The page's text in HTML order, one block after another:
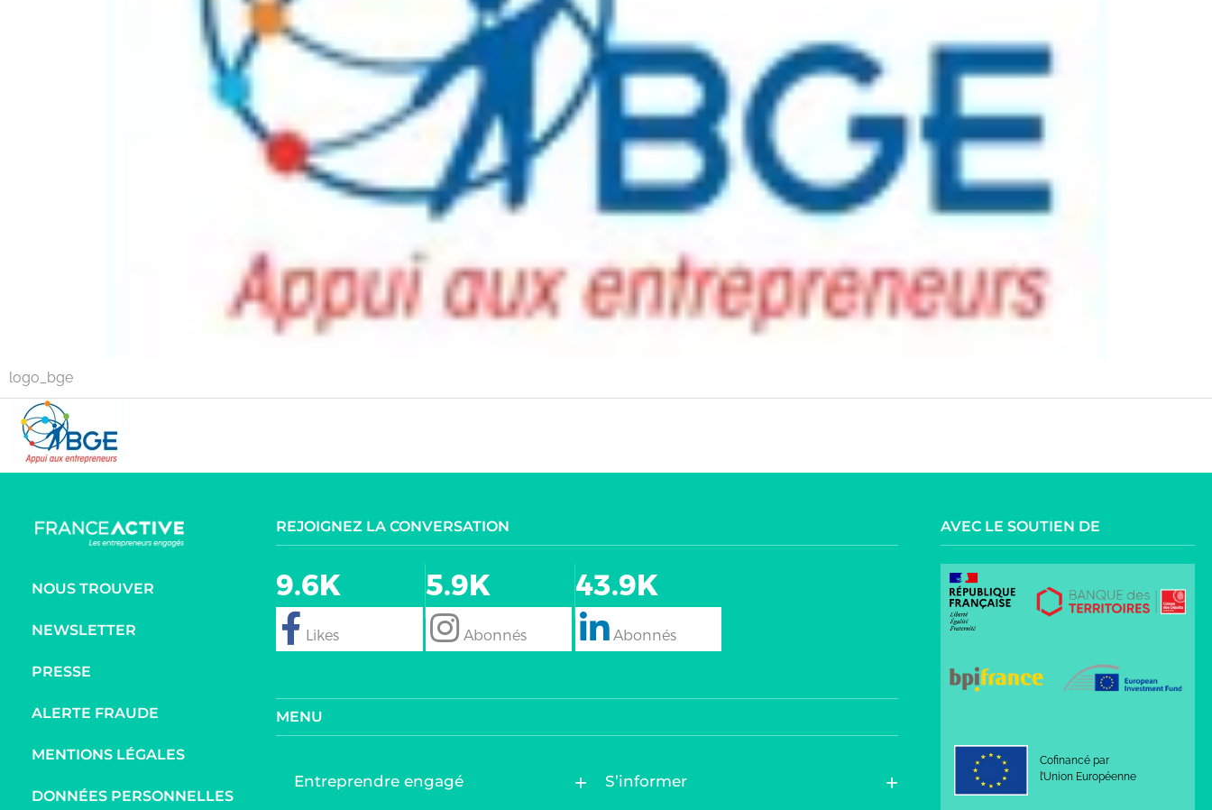
logo_bge
NOUS TROUVER
NEWSLETTER
PRESSE
ALERTE FRAUDE
MENTIONS LÉGALES
DONNÉES PERSONNELLES
REJOIGNEZ LA CONVERSATION
9.6K
follow
5.9K
follow
43.9K
Follow
MENU
Entreprendre engagé
S’informer
AVEC LE SOUTIEN DE
Cofinancé par
l’Union Européenne